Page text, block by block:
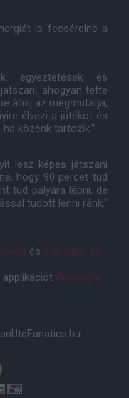
is fecsérelne a
egyeztetések és
ahogyan tette
állni, az megmutatja,
élvezi a játékot és
közénk tartozik."
lesz képes játszani
hogy 90 percet tud
tud pályára lépni, de
tudott lenni ránk."
és YouTube-on
applikációt Androidra